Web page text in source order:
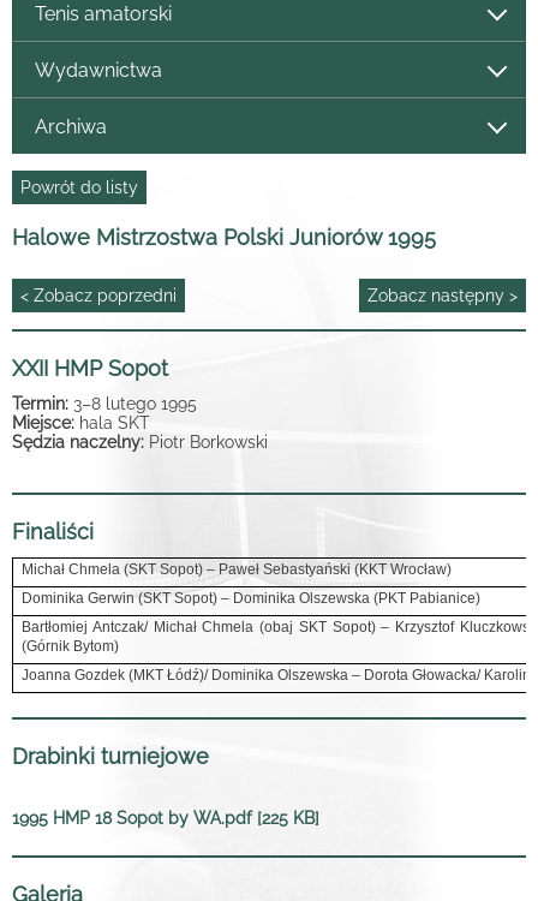
Tenis amatorski
Wydawnictwa
Archiwa
Powrót do listy
Halowe Mistrzostwa Polski Juniorów 1995
< Zobacz poprzedni Zobacz następny >
XXII HMP Sopot
Termin: 3–8 lutego 1995
Miejsce: hala SKT
Sędzia naczelny: Piotr Borkowski
Finaliści
Michał Chmela (SKT Sopot) – Paweł Sebastyański (KKT Wrocław)
Dominika Gerwin (SKT Sopot) – Dominika Olszewska (PKT Pabianice)
Bartłomiej Antczak/ Michał Chmela (obaj SKT Sopot) – Krzysztof
(Górnik Bytom)
Joanna Gozdek (MKT Łódź)/ Dominika Olszewska – Dorota Głowacka/
Drabinki turniejowe
1995 HMP 18 Sopot by WA.pdf [225 KB]
Galeria